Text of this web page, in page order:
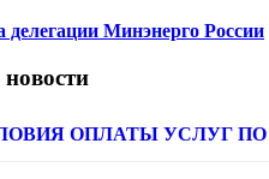
делегации Минэнерго России
ОПЛАТЫ УСЛУГ ПО